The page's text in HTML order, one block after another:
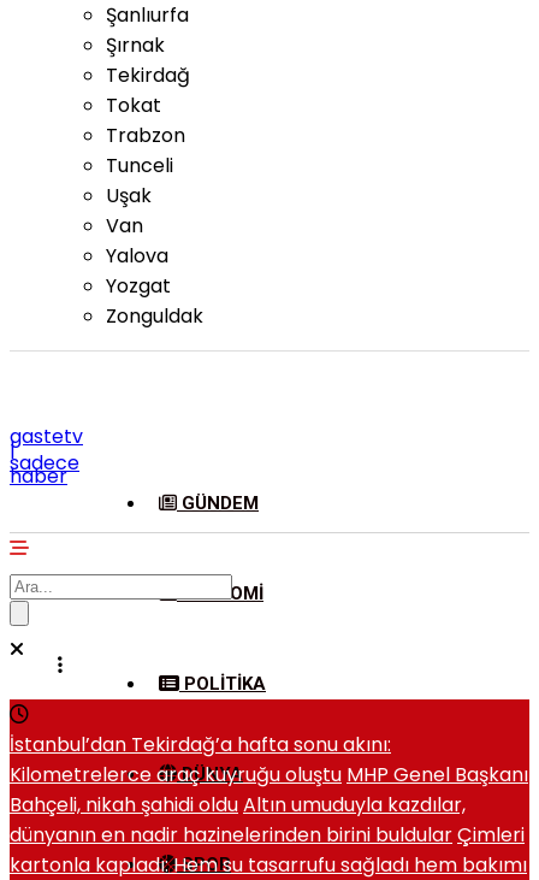
Şanlıurfa
Şırnak
Tekirdağ
Tokat
Trabzon
Tunceli
Uşak
Van
Yalova
Yozgat
Zonguldak
gastetv
|
sadece
haber
GÜNDEM
EKONOMI
POLITIKA
DÜNYA
SPOR
İstanbul’dan Tekirdağ’a hafta sonu akını:
Kilometrelerce araç kuyruğu oluştu MHP Genel Başkanı
Bahçeli, nikah şahidi olduAltın umuduyla kazdılar,
dünyanın en nadir hazinelerinden birini buldularÇimleri
kartonla kapladı: Hem su tasarrufu sağladı hem bakımı